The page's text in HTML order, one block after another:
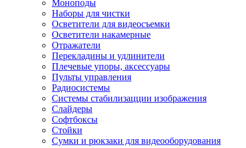
Моноподы
Наборы для чистки
Осветители для видеосъемки
Осветители накамерные
Отражатели
Перекладины и удлинители
Плечевые упоры, аксессуары
Пульты управления
Радиосистемы
Системы стабилизацции изображения
Слайдеры
Софтбоксы
Стойки
Сумки и рюкзаки для видеооборудования